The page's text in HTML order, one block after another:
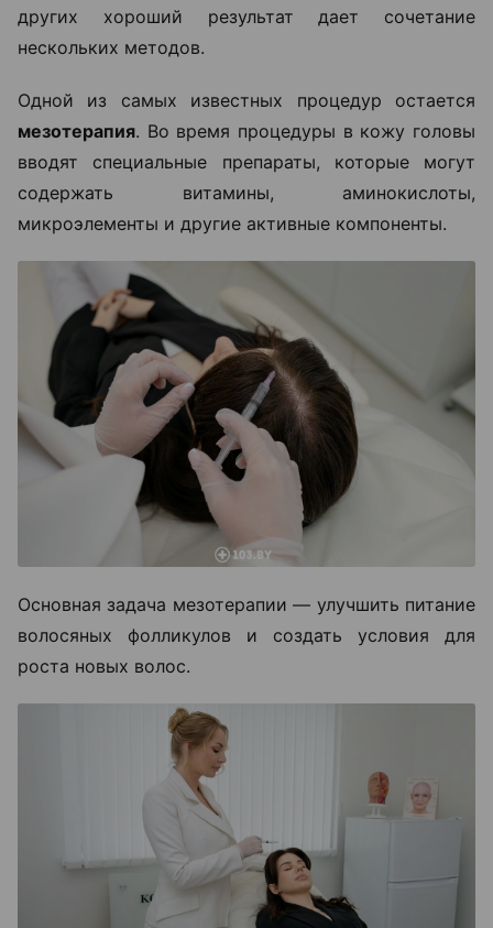
других хороший результат дает сочетание
нескольких методов.
Одной из самых известных процедур остается
мезотерапия. Во время процедуры в кожу головы
вводят специальные препараты, которые могут
содержать витамины, аминокислоты,
микроэлементы и другие активные компоненты.
Основная задача мезотерапии — улучшить питание
волосяных фолликулов и создать условия для
роста новых волос.